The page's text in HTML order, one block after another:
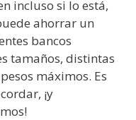
incluso si lo está,
ahorrar un
bancos
tamaños, distintas
máximos. Es
¡y